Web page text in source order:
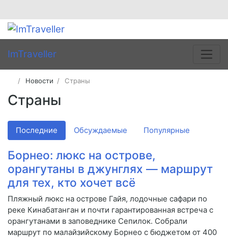
ImTraveller
Новости Страны
Страны
Последние Обсуждаемые Популярные
Борнео: люкс на острове,
орангутаны в джунглях — маршрут
для тех, кто хочет всё
Пляжный люкс на острове Гайя, лодочные сафари по
реке Кинабатанган и почти гарантированная встреча с
орангутанами в заповеднике Сепилок. Собрали
маршрут по малайзийскому Борнео с бюджетом от 400